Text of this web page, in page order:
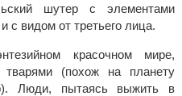
шутер с элементами
с видом от третьего лица.
красочном мире,
тварями (похож на планету
Люди, пытаясь выжить в